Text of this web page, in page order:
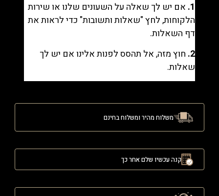
1. אם יש לך שאלה על השעונים שלנו או שירות
הלקוחות, לחץ "שאלות ותשובות" כדי לראות את
דף השאלות.
2. חוץ מזה, אל תהסס לפנות אלינו אם יש לך
שאלות.
משלוח מהיר ומשלוח בחינם
קנה עכשיו שלם אחר כך